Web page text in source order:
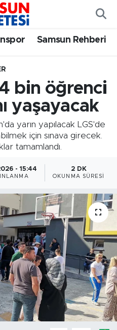
Samsun Rehberi
bin öğrenci
yaşayacak
yarın yapılacak LGS'de
için sınava girecek.
tamamlandı.
- 15:44 2 DK
OKUNMA SÜRESI
Haritası
ve Fikstür